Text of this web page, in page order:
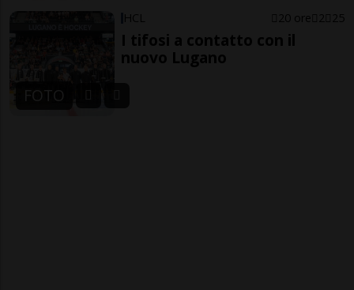
FOTO
HCL 20 ore 2 25
I tifosi a contatto con il
nuovo Lugano